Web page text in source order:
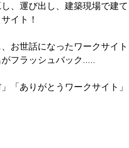
、運び出し、建築現場で建
イト！
お世話になったワークサイ
フラッシュバック.....
「ありがとうワークサイト」